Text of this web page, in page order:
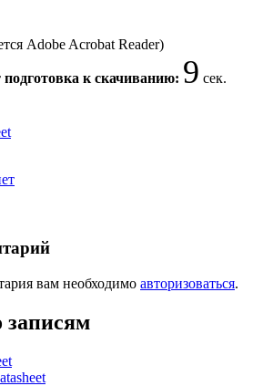
Adobe Acrobat Reader)
к скачиванию: 9 сек.
вам необходимо авторизоваться.
записям